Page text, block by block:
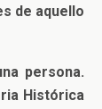
de aquello
persona.
Histórica